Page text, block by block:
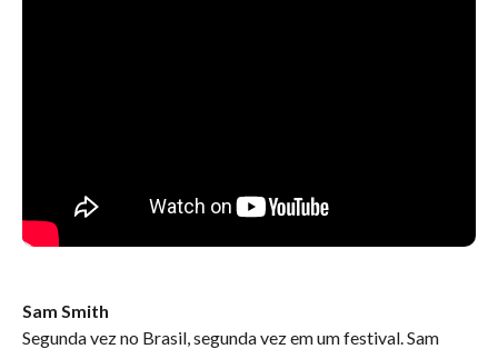
Sam Smith
Segunda vez no Brasil, segunda vez em um festival. Sam